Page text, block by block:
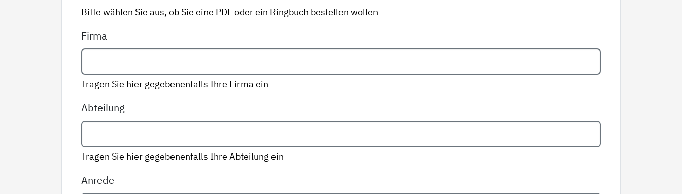
Bitte wählen Sie aus, ob Sie eine PDF oder ein Ringbuch bestellen wollen
Firma
Tragen Sie hier gegebenenfalls Ihre Firma ein
Abteilung
Tragen Sie hier gegebenenfalls Ihre Abteilung ein
Anrede